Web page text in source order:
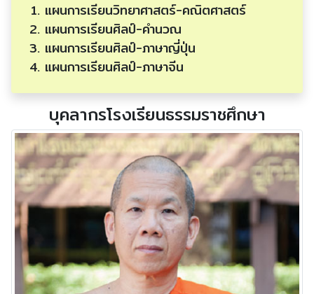
แผนการเรียนวิทยาศาสตร์-คณิตศาสตร์
แผนการเรียนศิลป์-คำนวณ
แผนการเรียนศิลป์-ภาษาญี่ปุ่น
แผนการเรียนศิลป์-ภาษาจีน
บุคลากรโรงเรียนธรรมราชศึกษา